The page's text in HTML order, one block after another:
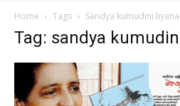
Home Tags Sandya kumudini
Tag: sandya